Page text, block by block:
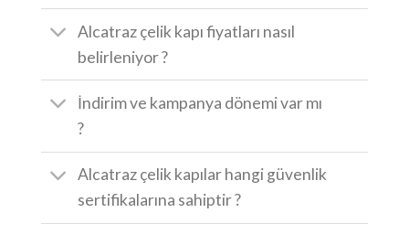
Alcatraz çelik kapı fiyatları nasıl
belirleniyor ?
İndirim ve kampanya dönemi var mı
?
Alcatraz çelik kapılar hangi güvenlik
sertifikalarına sahiptir ?